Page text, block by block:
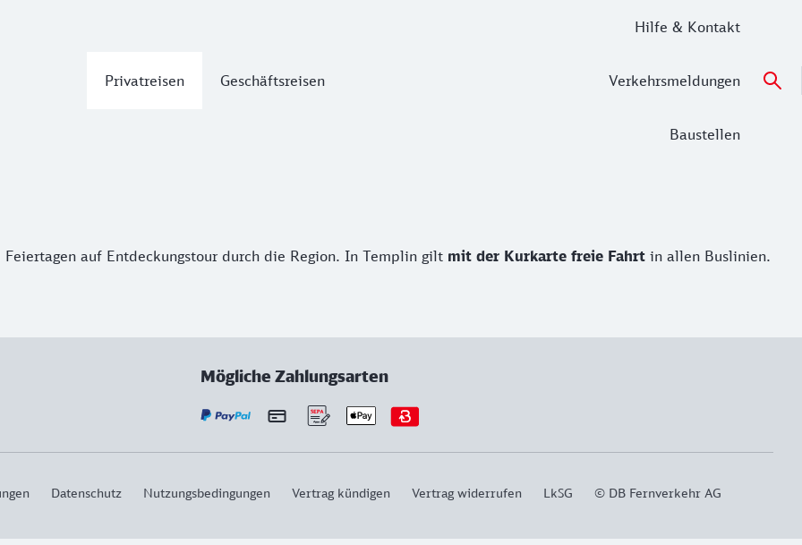
Privatreisen Geschäftsreisen
Hilfe & Kontakt
Verkehrsmeldungen
Baustellen
Feiertagen auf Entdeckungstour durch die Region. In Templin gilt mit der Kurkarte freie Fahrt in allen Buslinien.
Mögliche Zahlungsarten
Datenschutz Nutzungsbedingungen Vertrag kündigen Vertrag widerrufen LkSG © DB Fernverkehr AG